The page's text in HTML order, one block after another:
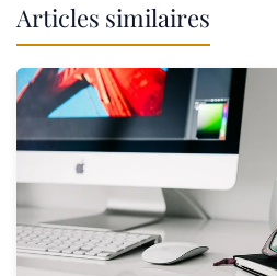
Articles similaires